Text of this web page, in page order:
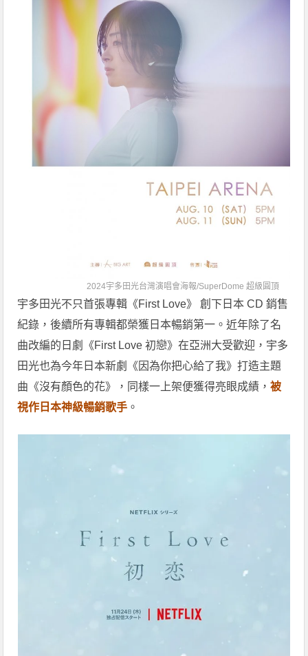
2024宇多田光台灣演唱會海報/SuperDome 超級圓頂
宇多田光不只首張專輯《First Love》 創下日本 CD 銷售
紀錄，後續所有專輯都榮獲日本暢銷第一。近年除了名
曲改編的日劇《First Love 初戀》在亞洲大受歡迎，宇多
田光也為今年日本新劇《因為你把心給了我》打造主題
曲《沒有顏色的花》，同樣一上架便獲得亮眼成績，被
視作日本神級暢銷歌手 。